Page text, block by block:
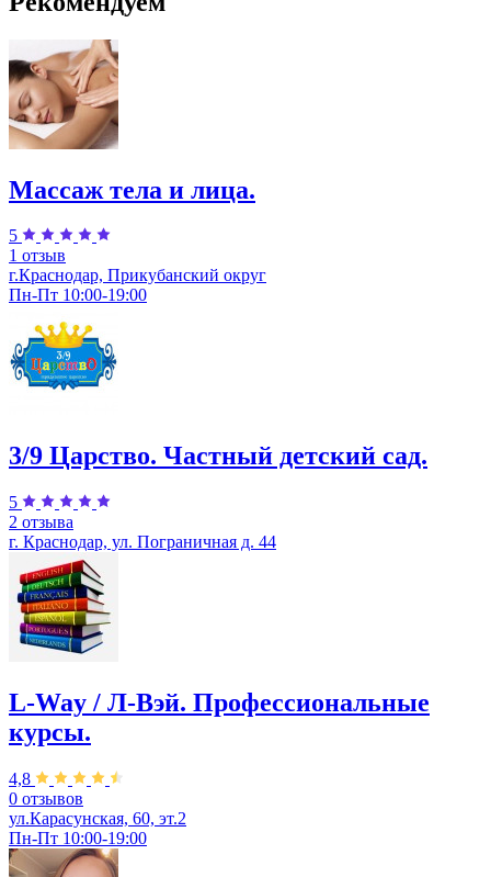
Массаж тела и лица.
5
1 отзыв
г.Краснодар, Прикубанский округ
Пн-Пт 10:00-19:00
3/9 Царство. Частный детский сад.
5
2 отзыва
г. Краснодар, ул. Пограничная д. 44
L-Way / Л-Вэй. Профессиональные
курсы.
4,8
0 отзывов
ул.Карасунская, 60, эт.2
Пн-Пт 10:00-19:00